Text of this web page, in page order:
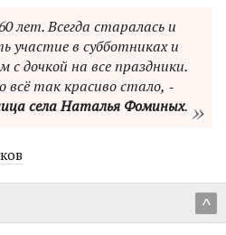
лет. Всегда старалась и
участие в субботниках и
с дочкой на все праздники.
так красиво стало, ‑
села Наталья Фоминых.
^